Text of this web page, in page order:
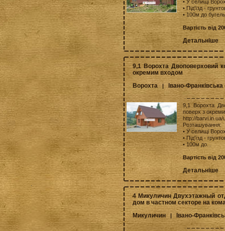
• У селищі
• Під'їзд -
• 100м до
Вартість від
Детальніше
9,1 Ворохта Двоповерховий
окремим входом
Ворохта | Івано-
9,1 Ворохта
поверх з
http://
Розташування:
• У селищі
• Під'їзд -
• 100м до...
Вартість від
Детальніше
4 Микуличин Двухэтажный
дом в частном секторе на
Микуличин |Івано-